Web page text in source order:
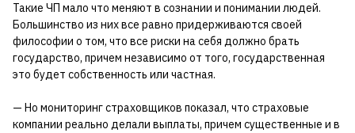
Такие ЧП мало что меняют в сознании и понимании людей.
Большинство из них все равно придерживаются своей
философии о том, что все риски на себя должно брать
государство, причем независимо от того, государственная
это будет собственность или частная.
— Но мониторинг страховщиков показал, что страховые
компании реально делали выплаты, причем существенные и в